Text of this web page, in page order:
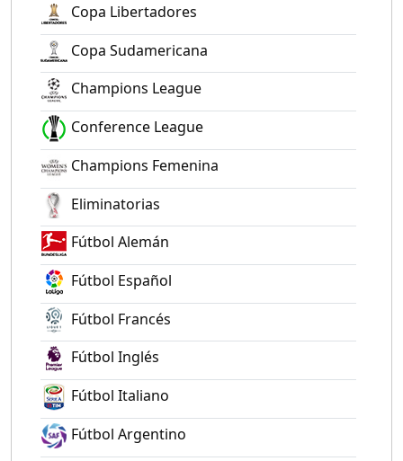
Copa Libertadores
Copa Sudamericana
Champions League
Conference League
Champions Femenina
Eliminatorias
Fútbol Alemán
Fútbol Español
Fútbol Francés
Fútbol Inglés
Fútbol Italiano
Fútbol Argentino